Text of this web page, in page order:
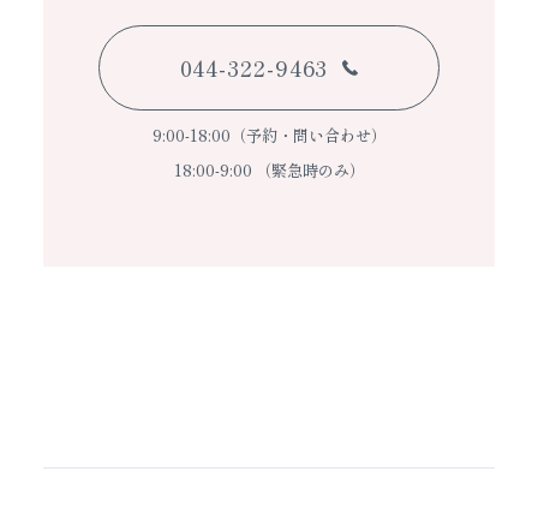
044-322-9463
9:00-18:00（予約・問い合わせ）
18:00-9:00 （緊急時のみ）